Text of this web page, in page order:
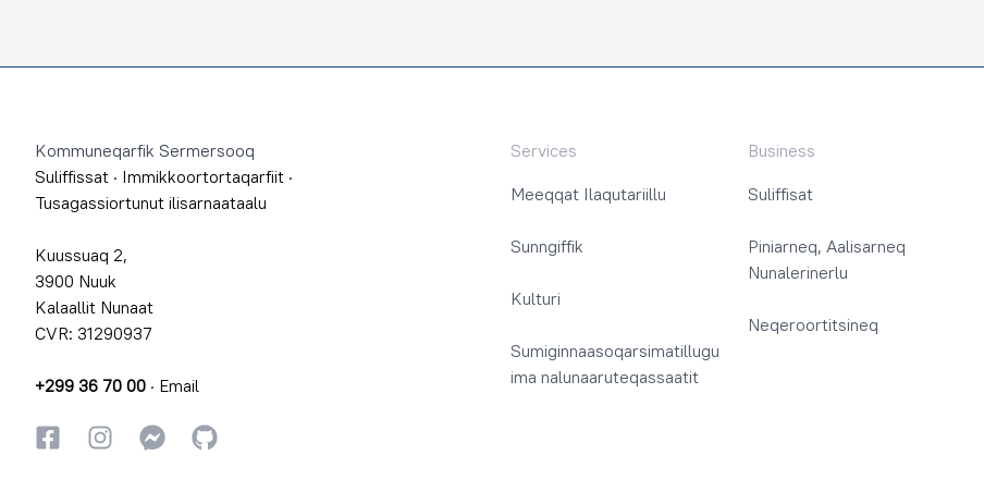
Kommuneqarfik Sermersooq
Suliffissat · Immikkoortortaqarfiit ·
Tusagassiortunut ilisarnaataalu
Kuussuaq 2,
3900 Nuuk
Kalaallit Nunaat
CVR: 31290937
+299 36 70 00 · Email
FacebookkiInstagrammiInstagrammi
GitHub
Services
Meeqqat Ilaqutariillu
Sunngiffik
Kulturi
Sumiginnaasoqarsimatillugu
ima nalunaaruteqassaatit
Business
Suliffisat
Piniarneq, Aalisarneq
Nunalerinerlu
Neqeroortitsineq